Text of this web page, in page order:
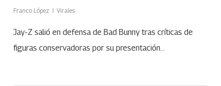
Franco López Virales
Jay-Z salió en defensa de Bad Bunny tras críticas de
figuras conservadoras por su presentación…